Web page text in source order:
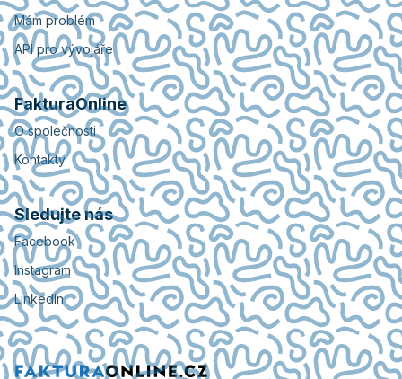
Mám problém
API pro vývojáře
FakturaOnline
O společnosti
Kontakty
Sledujte nás
Facebook
Instagram
LinkedIn